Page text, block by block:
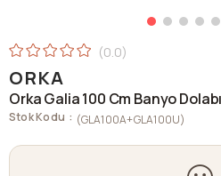
0.0
ORKA
Orka Galia 100 Cm Banyo Dolabı
Stok Kodu (GLA100A+GLA100U)